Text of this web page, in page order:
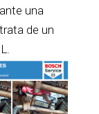
una
de un